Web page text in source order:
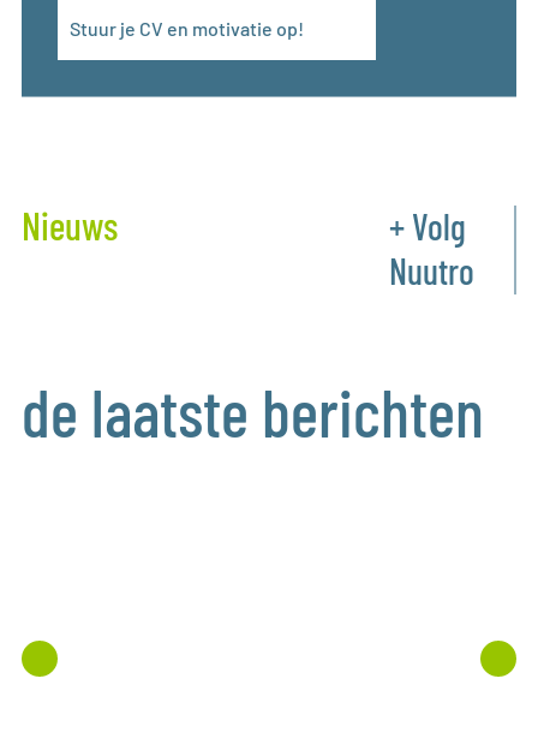
Stuur je CV en motivatie op!
Nieuws
+ Volg
Nuutro
de laatste berichten